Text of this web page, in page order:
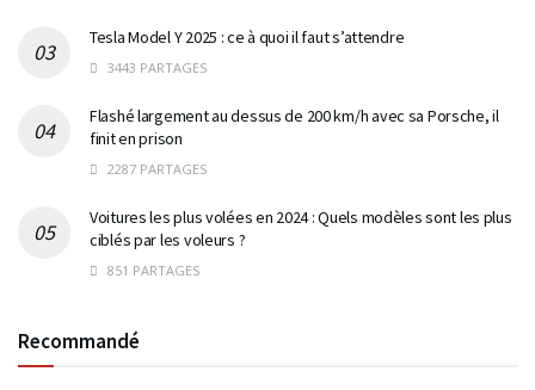
Tesla Model Y 2025 : ce à quoi il faut s’attendre
3443 PARTAGES
Flashé largement au dessus de 200 km/h avec sa Porsche, il
finit en prison
2287 PARTAGES
Voitures les plus volées en 2024 : Quels modèles sont les plus
ciblés par les voleurs ?
851 PARTAGES
Recommandé